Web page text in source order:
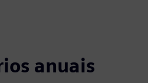
anuais